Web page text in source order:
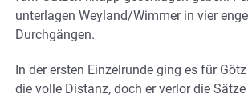
unterlagen Weyland/Wimmer in vier
Durchgängen.
In der ersten Einzelrunde ging es für
die volle Distanz, doch er verlor die